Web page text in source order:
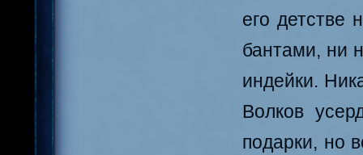
его детстве
бантами, ни
индейки.
Волков
подарки, но